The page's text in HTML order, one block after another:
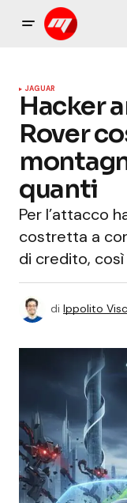
JAGUAR
Hacker
Rover
quanti
Per l’attacco
costretta a
di credito,
di Ippolito